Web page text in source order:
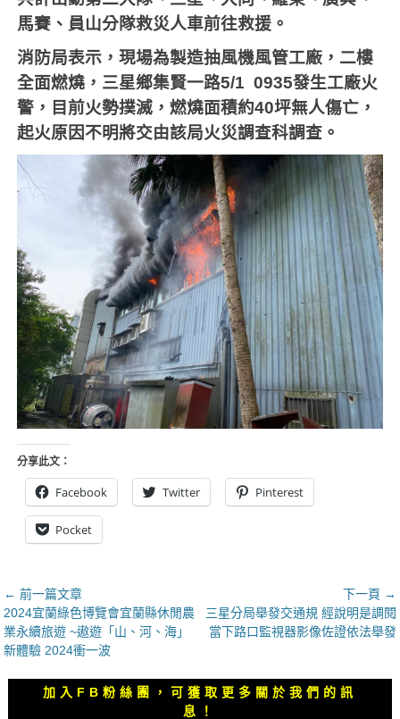
馬賽、員山分隊救災人車前往救援。
消防局表示，現場為製造抽風機風管工廠，二樓
全面燃燒，三星鄉集賢一路5/1 0935發生工廠火
警，目前火勢撲滅，燃燒面積約40坪無人傷亡，
起火原因不明將交由該局火災調查科調查。
分享此文：
Facebook Twitter Pinterest
Pocket
文
章
導
覽
← 前一篇文章
上
一
篇
2024宜蘭綠色博覽會宜蘭縣休閒農
業永續旅遊 ~遨遊「山、河、海」
新體驗 2024衝一波
下一頁 →
下
一
章：
三星分局舉發交通規 經說明是調閱
當下路口監視器影像佐證依法舉發
加入FB粉絲團，可獲取更多關於我們的訊
息！